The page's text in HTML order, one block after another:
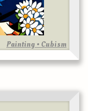
Painting • Cubism